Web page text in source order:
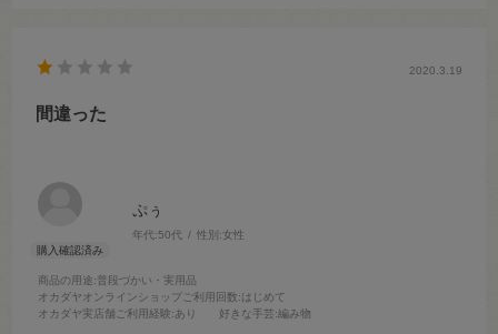
ぷぅ
年代:50代 性別:女性
商品の用途:普段づかい・実用品
オカダヤオンラインショップご利用回数:はじめて
オカダヤ実店舗ご利用経験:あり 好きな手芸:編み物
2020.3.19
間違った